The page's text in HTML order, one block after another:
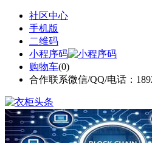
社区中心
手机版
二维码
小程序码
购物车(0)
合作联系微信/QQ/电话：